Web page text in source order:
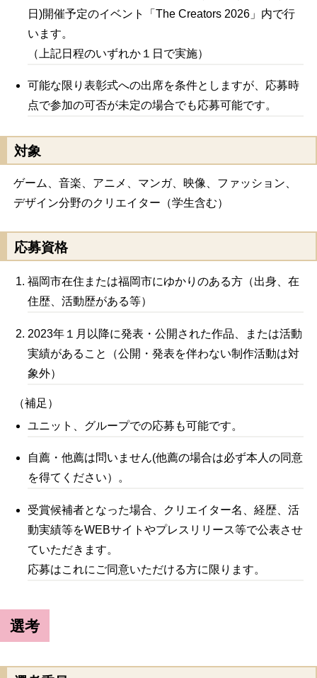
日)開催予定のイベント「The Creators 2026」内で行
います。
（上記日程のいずれか１日で実施）
可能な限り表彰式への出席を条件としますが、応募時
点で参加の可否が未定の場合でも応募可能です。
対象
ゲーム、音楽、アニメ、マンガ、映像、ファッション、
デザイン分野のクリエイター（学生含む）
応募資格
福岡市在住または福岡市にゆかりのある方（出身、在
住歴、活動歴がある等）
2023年１月以降に発表・公開された作品、または活動
実績があること（公開・発表を伴わない制作活動は対
象外）
（補足）
ユニット、グループでの応募も可能です。
自薦・他薦は問いません(他薦の場合は必ず本人の同意
を得てください）。
受賞候補者となった場合、クリエイター名、経歴、活
動実績等をWEBサイトやプレスリリース等で公表させ
ていただきます。
応募はこれにご同意いただける方に限ります。
選考